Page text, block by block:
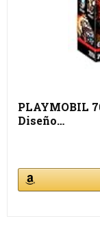
PLAYMOBIL
Diseño…